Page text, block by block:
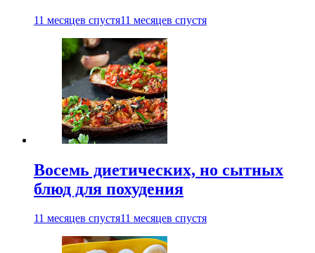
11 месяцев спустя11 месяцев спустя
Восемь диетических, но сытных
блюд для похудения
11 месяцев спустя11 месяцев спустя